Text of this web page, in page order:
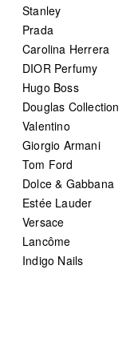
Stanley
Prada
Carolina Herrera
DIOR Perfumy
Hugo Boss
Douglas Collection
Valentino
Giorgio Armani
Tom Ford
Dolce & Gabbana
Estée Lauder
Versace
Lancôme
Indigo Nails